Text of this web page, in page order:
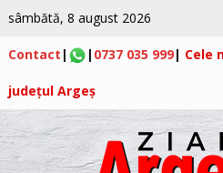
sâmbătă, 8 august 2026
Contact | | 0737 035 999| Cele
județul Argeș